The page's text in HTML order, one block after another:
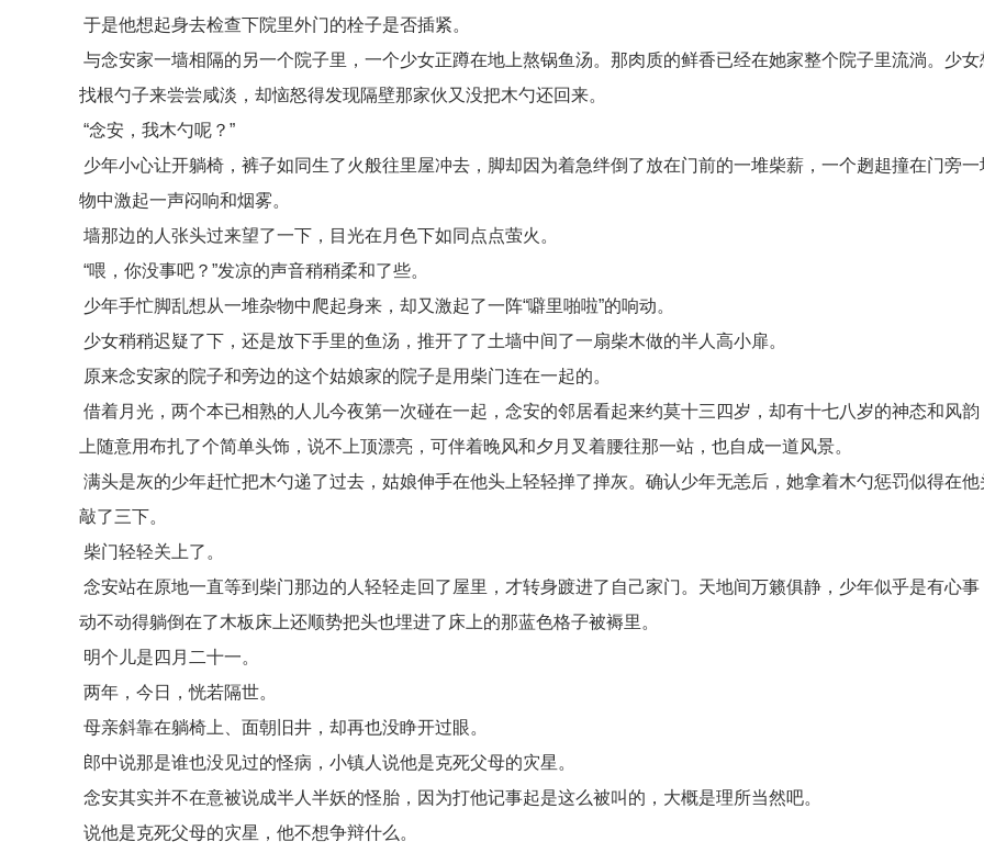
于是他想起身去检查下院里外门的栓子是否插紧。
与念安家一墙相隔的另一个院子里，一个少女正蹲在地上熬锅鱼汤。那肉质的鲜香已经在她家整个院子里流淌。少女
找根勺子来尝尝咸淡，却恼怒得发现隔壁那家伙又没把木勺还回来。
“念安，我木勺呢？”
少年小心让开躺椅，裤子如同生了火般往里屋冲去，脚却因为着急绊倒了放在门前的一堆柴薪，一个趔趄撞在门旁一
物中激起一声闷响和烟雾。
墙那边的人张头过来望了一下，目光在月色下如同点点萤火。
“喂，你没事吧？”发凉的声音稍稍柔和了些。
少年手忙脚乱想从一堆杂物中爬起身来，却又激起了一阵“噼里啪啦”的响动。
少女稍稍迟疑了下，还是放下手里的鱼汤，推开了了土墙中间了一扇柴木做的半人高小扉。
原来念安家的院子和旁边的这个姑娘家的院子是用柴门连在一起的。
借着月光，两个本已相熟的人儿今夜第一次碰在一起，念安的邻居看起来约莫十三四岁，却有十七八岁的神态和风韵
上随意用布扎了个简单头饰，说不上顶漂亮，可伴着晚风和夕月叉着腰往那一站，也自成一道风景。
满头是灰的少年赶忙把木勺递了过去，姑娘伸手在他头上轻轻掸了掸灰。确认少年无恙后，她拿着木勺惩罚似得在他
敲了三下。
柴门轻轻关上了。
念安站在原地一直等到柴门那边的人轻轻走回了屋里，才转身踱进了自己家门。天地间万籁俱静，少年似乎是有心事
动不动得躺倒在了木板床上还顺势把头也埋进了床上的那蓝色格子被褥里。
明个儿是四月二十一。
两年，今日，恍若隔世。
母亲斜靠在躺椅上、面朝旧井，却再也没睁开过眼。
郎中说那是谁也没见过的怪病，小镇人说他是克死父母的灾星。
念安其实并不在意被说成半人半妖的怪胎，因为打他记事起是这么被叫的，大概是理所当然吧。
说他是克死父母的灾星，他不想争辩什么。